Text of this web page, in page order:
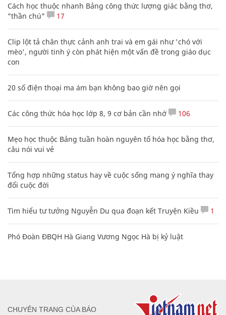
Cách học thuộc nhanh Bảng công thức lượng giác bằng thơ,
"thần chú"
17
Clip lột tả chân thực cảnh anh trai và em gái như 'chó với
mèo', người tinh ý còn phát hiện một vấn đề trong giáo dục
con
20 số điện thoại ma ám bạn không bao giờ nên gọi
Các công thức hóa học lớp 8, 9 cơ bản cần nhớ 106
Mẹo học thuộc Bảng tuần hoàn nguyên tố hóa học bằng thơ,
câu nói vui vẻ
Tổng hợp những status hay về cuộc sống mang ý nghĩa thay
đổi cuộc đời
Tìm hiểu tư tưởng Nguyễn Du qua đoạn kết Truyện Kiều 1
Phó Đoàn ĐBQH Hà Giang Vương Ngọc Hà bị kỷ luật
CHUYÊN TRANG CỦA BÁO